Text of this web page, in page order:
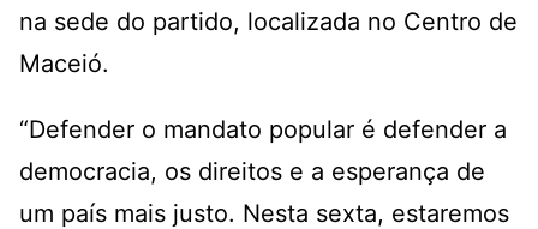
na sede do partido, localizada no Centro de
Maceió.
“Defender o mandato popular é defender a
democracia, os direitos e a esperança de
um país mais justo. Nesta sexta, estaremos